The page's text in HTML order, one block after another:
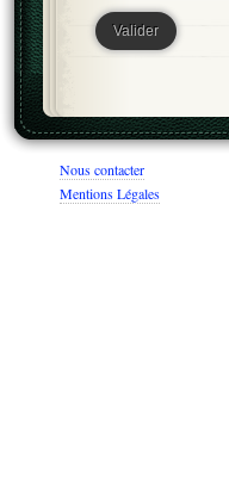
Nous contacter
Mentions Légales